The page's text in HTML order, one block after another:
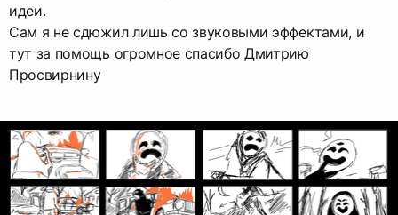
идеи.
Сам я не сдюжил лишь со звуковыми эффектами, и
тут за помощь огромное спасибо Дмитрию
Просвирнину